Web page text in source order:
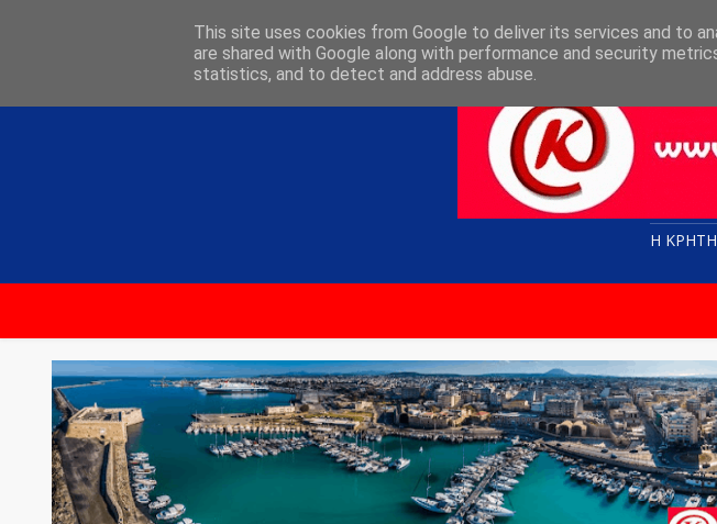
Η
This site uses cookies from Google to deliver its services and to
are shared with Google along with performance and security
statistics, and to detect and address abuse.